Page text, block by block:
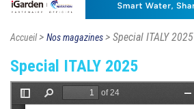
Accueil> Nos magazines> Special ITALY 2025
Special ITALY 2025